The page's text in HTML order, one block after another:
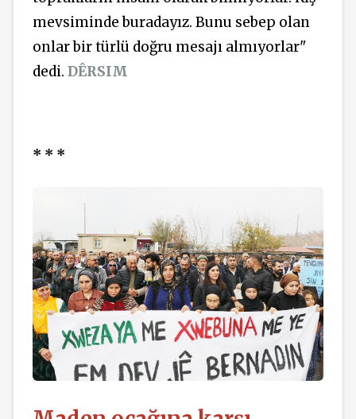
mevsiminde buradayız. Bunu sebep olan
onlar bir türlü doğru mesajı almıyorlar"
dedi. DÊRSIM
* * *